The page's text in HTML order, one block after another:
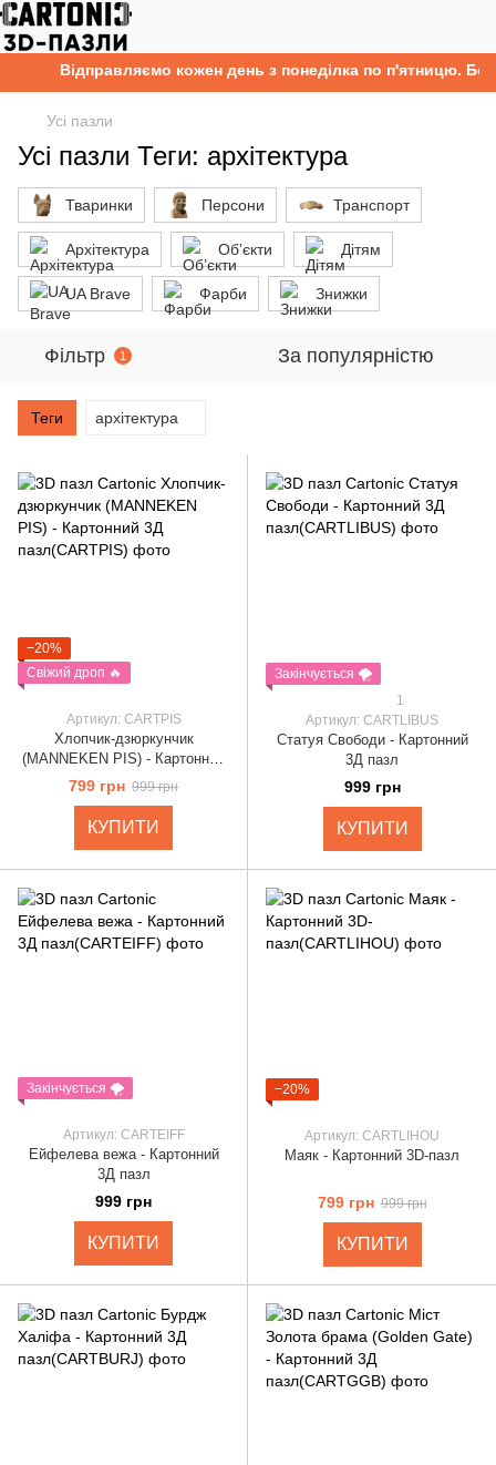
Відправляємо кожен день з понеділка по п'ятницю.
Усі пазли
Усі пазли Теги: архітектура
Тваринки Персони Транспорт
Архітектура Об’єкти Дітям
UA Brave Фарби Знижки
Фільтр 1 За популярністю
Теги архітектура
−20%
Свіжий дроп 🔥
Артикул: CARTPIS
Хлопчик-дзюркунчик
(MANNEKEN PIS) - Картонний
3Д пазл
799 грн 999 грн
КУПИТИ
Закінчується 🌪️
1
Артикул: CARTLIBUS
Статуя Свободи - Картонний
3Д пазл
999 грн
КУПИТИ
Закінчується 🌪️
Артикул: CARTEIFF
Ейфелева вежа - Картонний
3Д пазл
999 грн
КУПИТИ
−20%
Артикул: CARTLIHOU
Маяк - Картонний 3D-пазл
799 грн 999 грн
КУПИТИ